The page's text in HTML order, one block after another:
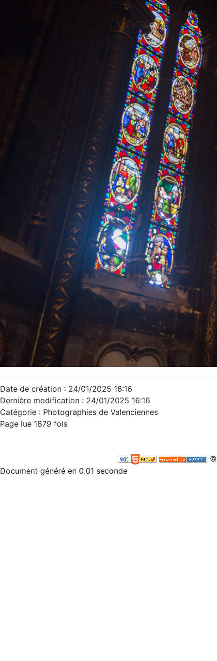
Date de création : 24/01/2025 16:16
Dernière modification : 24/01/2025 16:16
Catégorie : Photographies de Valenciennes
Page lue 1879 fois
©
Document généré en 0.01 seconde